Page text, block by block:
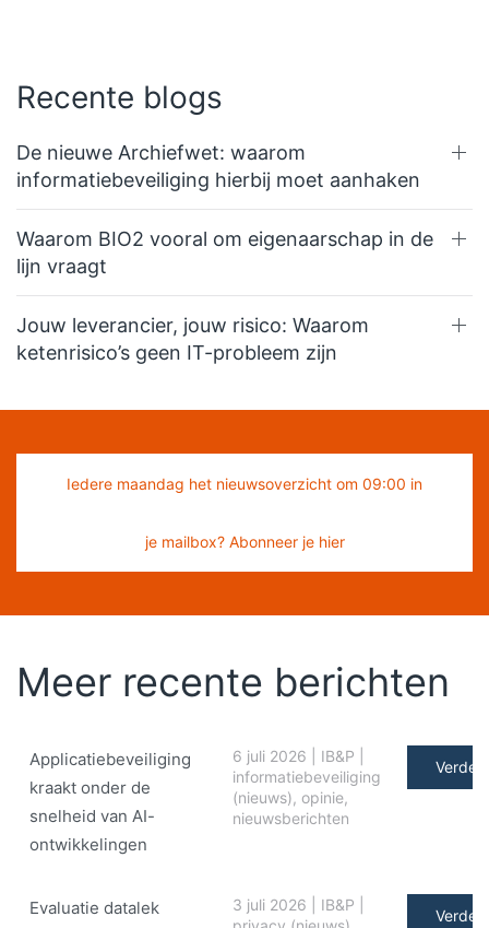
Recente blogs
De nieuwe Archiefwet: waarom
informatiebeveiliging hierbij moet aanhaken
Waarom BIO2 vooral om eigenaarschap in de
lijn vraagt
Jouw leverancier, jouw risico: Waarom
ketenrisico’s geen IT-probleem zijn
Iedere maandag het nieuwsoverzicht om 09:00 in
je mailbox? Abonneer je hier
Meer recente berichten
Applicatiebeveiliging
kraakt onder de
snelheid van AI-
ontwikkelingen
6 juli 2026 IB&P
informatiebeveiliging
(nieuws), opinie,
nieuwsberichten
Verder
Evaluatie datalek
3 juli 2026 IB&P
Verder